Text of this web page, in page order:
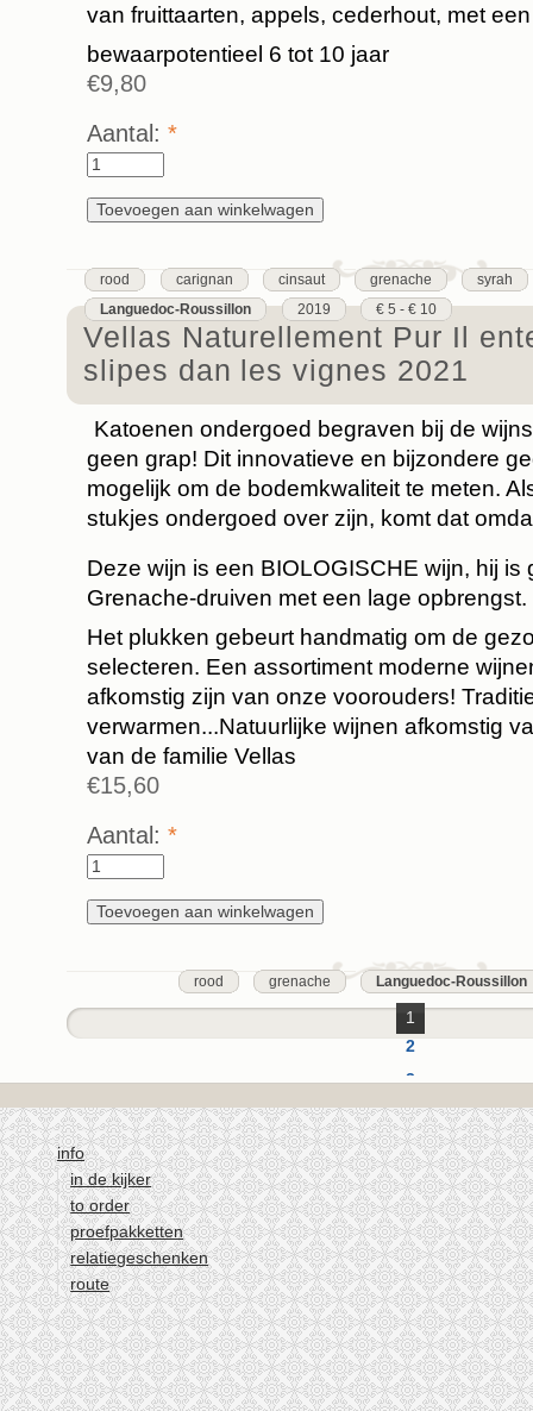
van fruittaarten, appels, cederhout, met
bewaarpotentieel 6 tot 10 jaar
€9,80
Aantal: *
rood carignan cinsaut grenache
syrah
Languedoc-Roussillon
2019 € 5 - € 10
Vellas Naturellement Pur Il
slipes dan les vignes 2021
Katoenen ondergoed begraven bij de
geen grap! Dit innovatieve en bijzondere
mogelijk om de bodemkwaliteit te meten.
stukjes ondergoed over zijn, komt dat
Deze wijn is een BIOLOGISCHE wijn, hij is
Grenache-druiven met een lage opbrengst.
Het plukken gebeurt handmatig om de
selecteren. Een assortiment moderne
afkomstig zijn van onze voorouders!
verwarmen...Natuurlijke wijnen afkomstig
van de familie Vellas
€15,60
Aantal: *
rood grenache Languedoc-Roussillon
1
2
3
4
5
6
volgende ›
laatste »
info
in de kijker
to order
proefpakketten
relatiegeschenken
route